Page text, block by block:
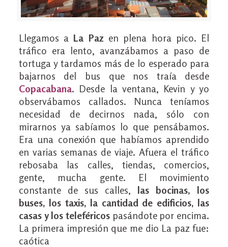
Llegamos aLa Paz en plena hora pico. El
tráfico era lento, avanzábamos a paso de
tortuga y tardamos más de lo esperado para
bajarnos del bus que nos traía desde
Copacabana. Desde la ventana, Kevin y yo
observábamos callados. Nunca teníamos
necesidad de decirnos nada, sólo con
mirarnos ya sabíamos lo que pensábamos.
Era una conexión que habíamos aprendido
en varias semanas de viaje. Afuera el tráfico
rebosaba las calles, tiendas, comercios,
gente, mucha gente. El movimiento
constante de sus calles, las bocinas, los
buses, los taxis, la cantidad de edificios, las
casas y los teleféricos pasándote por encima.
La primera impresión que me dio La paz fue:
caótica